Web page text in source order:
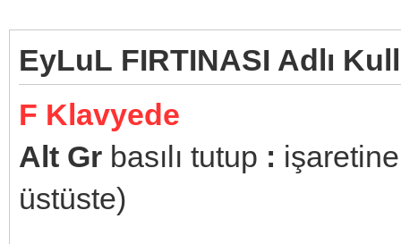
EyLuL FIRTINASI Adlı
F Klavyede
Alt Gr basılı tutup :
üstüste)